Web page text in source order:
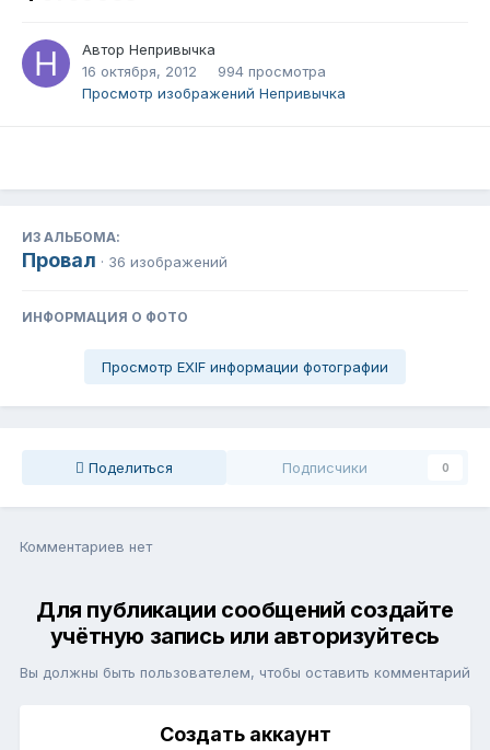
Автор Непривычка
16 октября, 2012
994 просмотра
Просмотр изображений Непривычка
ИЗ АЛЬБОМА:
Провал · 36 изображений
ИНФОРМАЦИЯ О ФОТО
Просмотр EXIF информации фотографии
Поделиться Подписчики 0
Комментариев нет
Для публикации сообщений создайте
учётную запись или авторизуйтесь
Вы должны быть пользователем, чтобы оставить комментарий
Создать аккаунт